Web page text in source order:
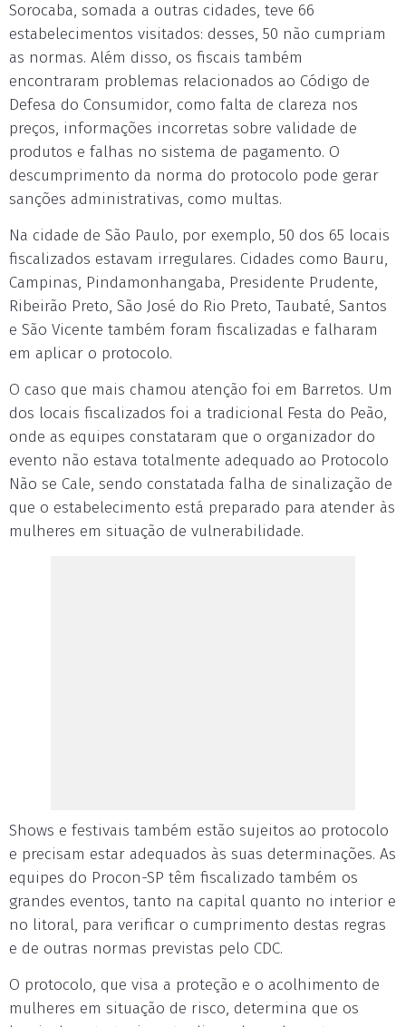
Sorocaba, somada a outras cidades, teve 66
estabelecimentos visitados: desses, 50 não cumpriam
as normas. Além disso, os fiscais também
encontraram problemas relacionados ao Código de
Defesa do Consumidor, como falta de clareza nos
preços, informações incorretas sobre validade de
produtos e falhas no sistema de pagamento. O
descumprimento da norma do protocolo pode gerar
sanções administrativas, como multas.
Na cidade de São Paulo, por exemplo, 50 dos 65 locais
fiscalizados estavam irregulares. Cidades como Bauru,
Campinas, Pindamonhangaba, Presidente Prudente,
Ribeirão Preto, São José do Rio Preto, Taubaté, Santos
e São Vicente também foram fiscalizadas e falharam
em aplicar o protocolo.
O caso que mais chamou atenção foi em Barretos. Um
dos locais fiscalizados foi a tradicional Festa do Peão,
onde as equipes constataram que o organizador do
evento não estava totalmente adequado ao Protocolo
Não se Cale, sendo constatada falha de sinalização de
que o estabelecimento está preparado para atender às
mulheres em situação de vulnerabilidade.
Shows e festivais também estão sujeitos ao protocolo
e precisam estar adequados às suas determinações. As
equipes do Procon-SP têm fiscalizado também os
grandes eventos, tanto na capital quanto no interior e
no litoral, para verificar o cumprimento destas regras
e de outras normas previstas pelo CDC.
O protocolo, que visa a proteção e o acolhimento de
mulheres em situação de risco, determina que os